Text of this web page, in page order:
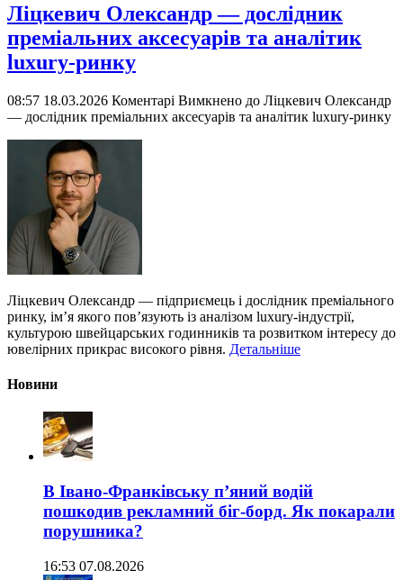
Ліцкевич Олександр — дослідник
преміальних аксесуарів та аналітик
luxury-ринку
08:57 18.03.2026 Коментарі Вимкнено до Ліцкевич Олександр
— дослідник преміальних аксесуарів та аналітик luxury-ринку
Ліцкевич Олександр — підприємець і дослідник преміального
ринку, ім’я якого пов’язують із аналізом luxury-індустрії,
культурою швейцарських годинників та розвитком інтересу до
ювелірних прикрас високого рівня. Детальніше
Новини
В Івано-Франківську п’яний водій
пошкодив рекламний біг-борд. Як покарали
порушника?
16:53 07.08.2026